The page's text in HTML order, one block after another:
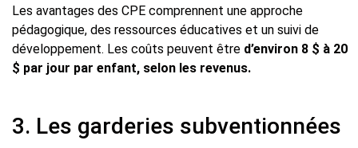
Les avantages des CPE comprennent une approche
pédagogique, des ressources éducatives et un suivi de
développement. Les coûts peuvent être d’environ 8 $ à 20
$ par jour par enfant, selon les revenus.
3. Les garderies subventionnées